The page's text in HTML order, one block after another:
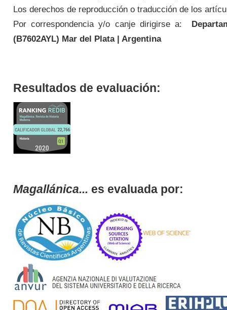
Los derechos de reproducción o traducción de los
Por correspondencia y/o canje dirigirse a:
(B7602AYL) Mar del Plata | Argentina
Resultados de evaluación:
Magallánica... es evaluada por: